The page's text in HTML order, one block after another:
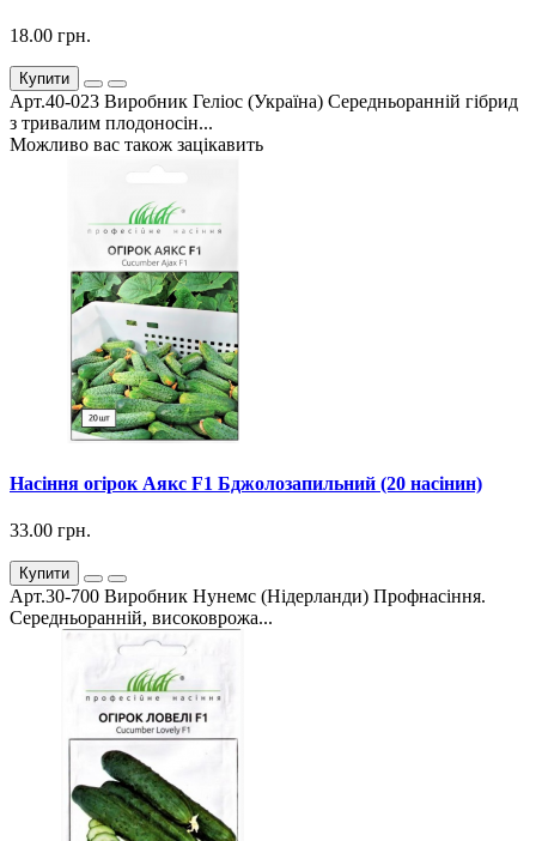
18.00 грн.
Купити
Арт.40-023 Виробник Геліос (Україна) Середньоранній гібрид
з тривалим плодоносін...
Можливо вас також зацікавить
Насіння огірок Аякс F1 Бджолозапильний (20 насінин)
33.00 грн.
Купити
Арт.30-700 Виробник Нунемс (Нідерланди) Профнасіння.
Середньоранній, високоврожа...